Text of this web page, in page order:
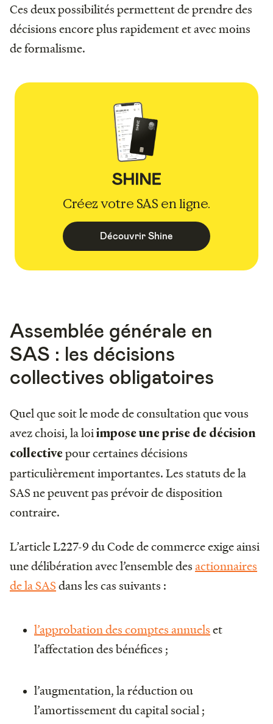
Ces deux possibilités permettent de prendre des
décisions encore plus rapidement et avec moins
de formalisme.
Créez votre SAS en ligne.
Découvrir Shine
Assemblée générale en
SAS : les décisions
collectives obligatoires
Quel que soit le mode de consultation que vous
avez choisi, la loiimpose une prise de décision
collectivepour certaines décisions
particulièrement importantes. Les statuts de la
SAS ne peuvent pas prévoir de disposition
contraire.
L’article L227-9 du Code de commerce exige ainsi
une délibération avec l’ensemble desactionnaires
de la SASdans les cas suivants :
l’approbation des comptes annuelset
l’affectation des bénéfices ;
l’augmentation, la réduction ou
l’amortissement du capital social ;